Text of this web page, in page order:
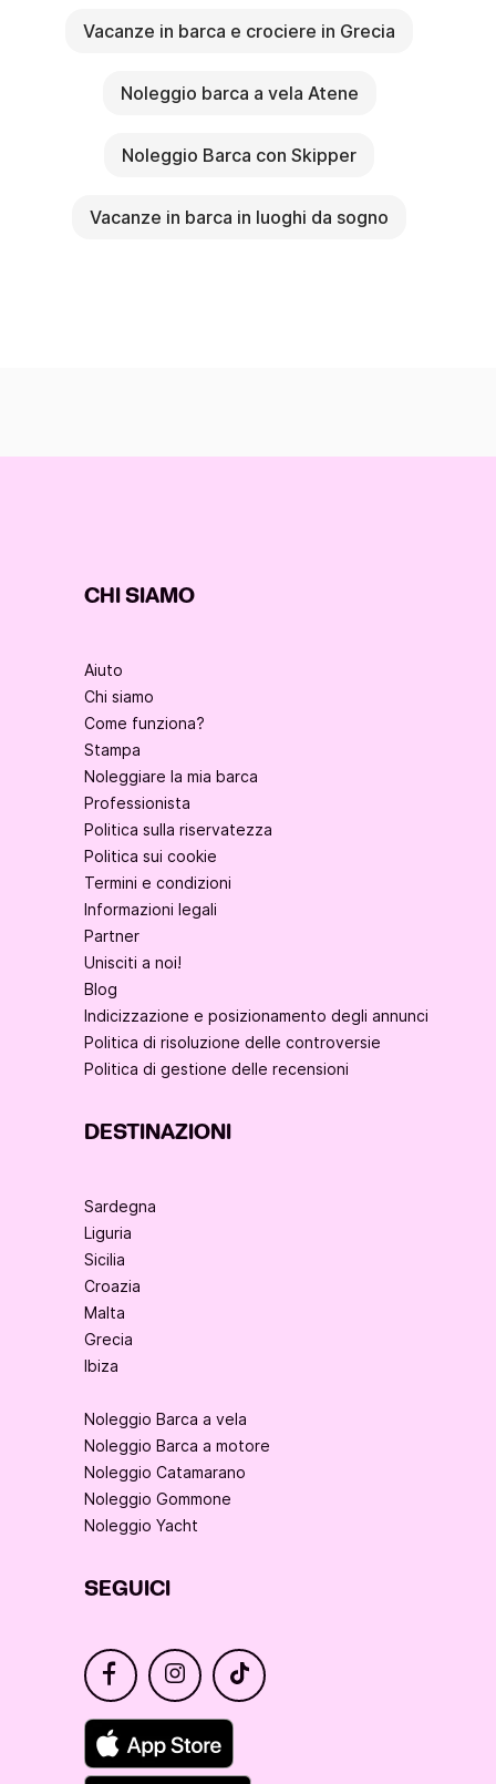
Vacanze in barca e crociere in Grecia
Noleggio barca a vela Atene
Noleggio Barca con Skipper
Vacanze in barca in luoghi da sogno
CHI SIAMO
Aiuto
Chi siamo
Come funziona?
Stampa
Noleggiare la mia barca
Professionista
Politica sulla riservatezza
Politica sui cookie
Termini e condizioni
Informazioni legali
Partner
Unisciti a noi!
Blog
Indicizzazione e posizionamento degli annunci
Politica di risoluzione delle controversie
Politica di gestione delle recensioni
DESTINAZIONI
Sardegna
Liguria
Sicilia
Croazia
Malta
Grecia
Ibiza
Noleggio Barca a vela
Noleggio Barca a motore
Noleggio Catamarano
Noleggio Gommone
Noleggio Yacht
SEGUICI